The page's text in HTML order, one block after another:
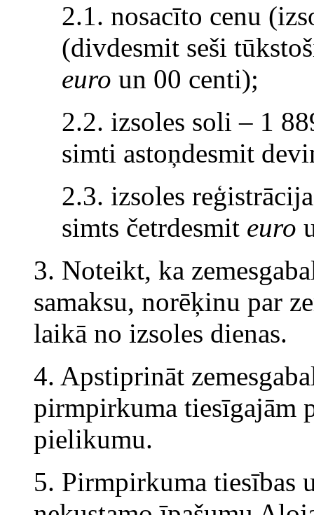
2.1. nosacīto cenu
(divdesmit seši
euro un 00 centi);
2.2. izsoles soli – 1
simti astoņdesmit
2.3. izsoles
simts četrdesmit euro
3. Noteikt, ka
samaksu, norēķinu par
laikā no izsoles dienas.
4. Apstiprināt
pirmpirkuma tiesīgajām
pielikumu.
5. Pirmpirkuma tiesības